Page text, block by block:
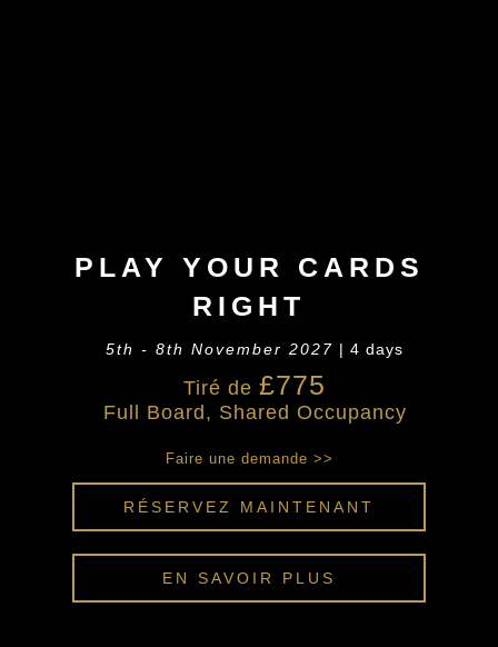
PLAY YOUR CARDS
RIGHT
5th - 8th November 2027 | 4 days
Tiré de £775
Full Board, Shared Occupancy
Faire une demande >>
RÉSERVEZ MAINTENANT
EN SAVOIR PLUS